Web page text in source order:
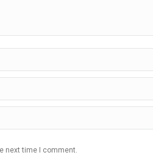
next time I comment.